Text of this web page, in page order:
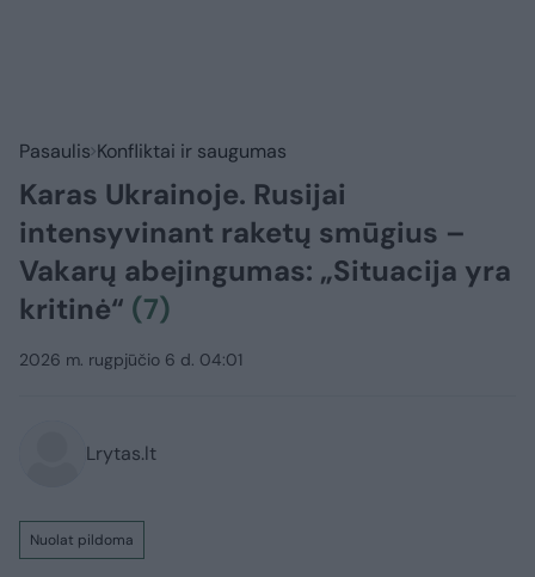
Pasaulis Konfliktai ir saugumas
Karas Ukrainoje. Rusijai
intensyvinant raketų smūgius –
Vakarų abejingumas: „Situacija yra
kritinė“ (7)
2026 m. rugpjūčio 6 d. 04:01
Lrytas.lt
Nuolat pildoma